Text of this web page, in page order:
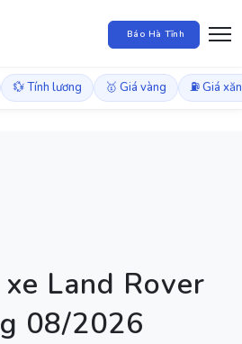
Báo Hà Tĩnh
💱 Tính lương 🥇 Giá vàng ⛽ Giá
Land Rover
08/2026